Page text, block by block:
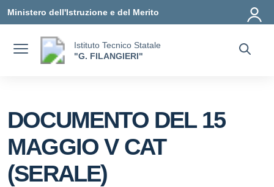
Ministero dell'Istruzione e del Merito
Istituto Tecnico Statale
"G. FILANGIERI"
DOCUMENTO DEL 15
MAGGIO V CAT
(SERALE)